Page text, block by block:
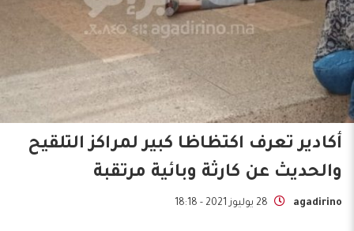
أكادير تعرف اكتظاظا كبير لمراكز التلقيح
والحديث عن كارثة وبائية مرتقبة
agadirino 28 يوليوز 2021 - 18:18